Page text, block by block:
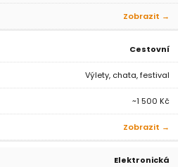
Zobrazit →
Cestovní
Výlety, chata, festival
~1 500 Kč
Zobrazit →
Elektronická